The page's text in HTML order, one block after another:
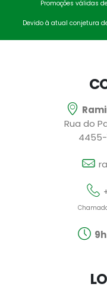
Promoções válidas
Devido à atual conjetura
Rua do
4455-